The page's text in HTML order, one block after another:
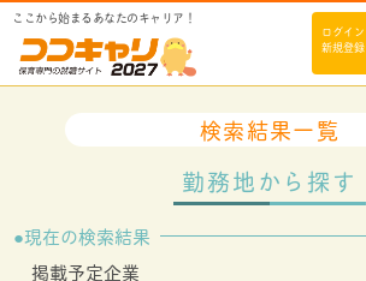
ここから始まるあなたのキャリア！
ログイン
新規登録
検索結果一覧
勤務地から探す
現在の検索結果
掲載予定企業